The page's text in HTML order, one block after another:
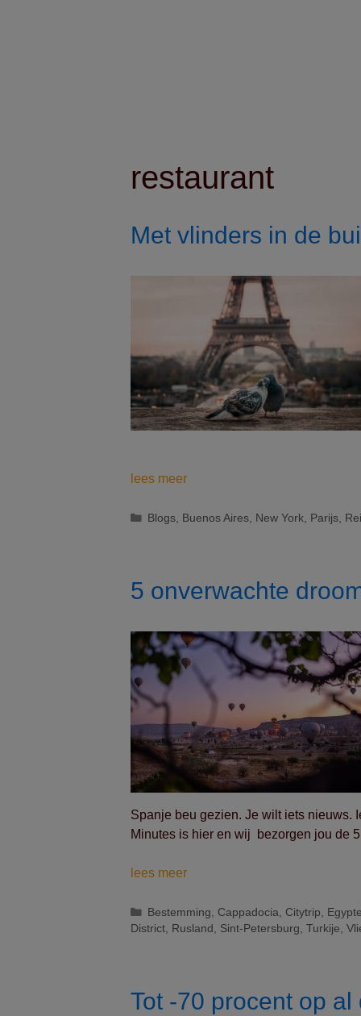
restaurant
Met vlinders in de
lees meerMet
in
citytrip
Valentijn
Categorieën
Blogs, Buenos Aires, New York, Parijs,
5 onverwachte
Spanje beu gezien. Je wilt iets nieuws.
Minutes is hier en wij bezorgen jou de
lees meer5
droombestemmingen
Categorieën
Bestemming, Cappadocia, Citytrip, Egypte
District, Rusland , Sint-Petersburg, Turkije,
Tot -70 procent op